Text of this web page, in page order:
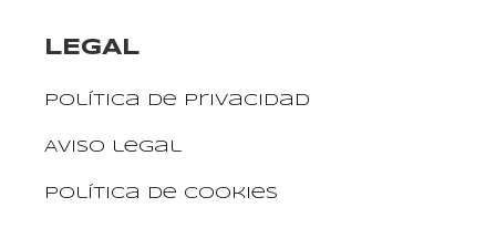
LEGAL
Política de privacidad
Aviso legal
Política de cookies